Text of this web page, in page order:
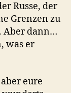
Russe, der
Grenzen zu
Aber dann…
was er
eure